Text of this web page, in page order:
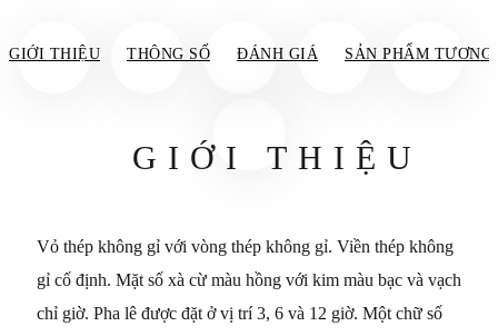
GIỚI THIỆU THÔNG SỐ ĐÁNH GIÁ SẢN PHẨM TƯƠNG
GIỚI THIỆU
Vỏ thép không gỉ với vòng thép không gỉ. Viền thép không
gỉ cố định. Mặt số xà cừ màu hồng với kim màu bạc và vạch
chỉ giờ. Pha lê được đặt ở vị trí 3, 6 và 12 giờ. Một chữ số